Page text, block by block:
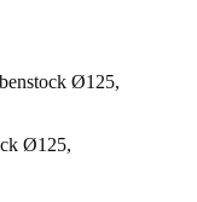
Ø125,
Ø125,